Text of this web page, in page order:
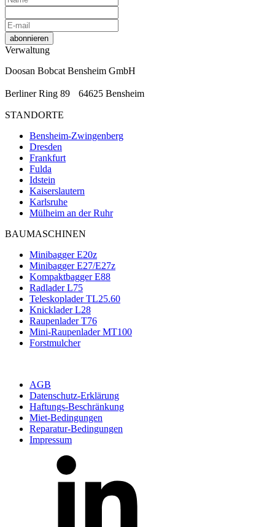
abonnieren
Verwaltung
Doosan Bobcat Bensheim GmbH
Berliner Ring 89 64625 Bensheim
STANDORTE
Bensheim-Zwingenberg
Dresden
Frankfurt
Fulda
Idstein
Kaiserslautern
Karlsruhe
Mülheim an der Ruhr
BAUMASCHINEN
Minibagger E20z
Minibagger E27/E27z
Kompaktbagger E88
Radlader L75
Teleskoplader TL25.60
Knicklader L28
Raupenlader T76
Mini-Raupenlader MT100
Forstmulcher
AGB
Datenschutz-Erklärung
Haftungs-Beschränkung
Miet-Bedingungen
Reparatur-Bedingungen
Impressum